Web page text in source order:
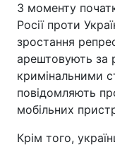
З моменту
Росії проти
зростання
арештовують за
кримінальними
повідомляють
мобільних
Крім того,